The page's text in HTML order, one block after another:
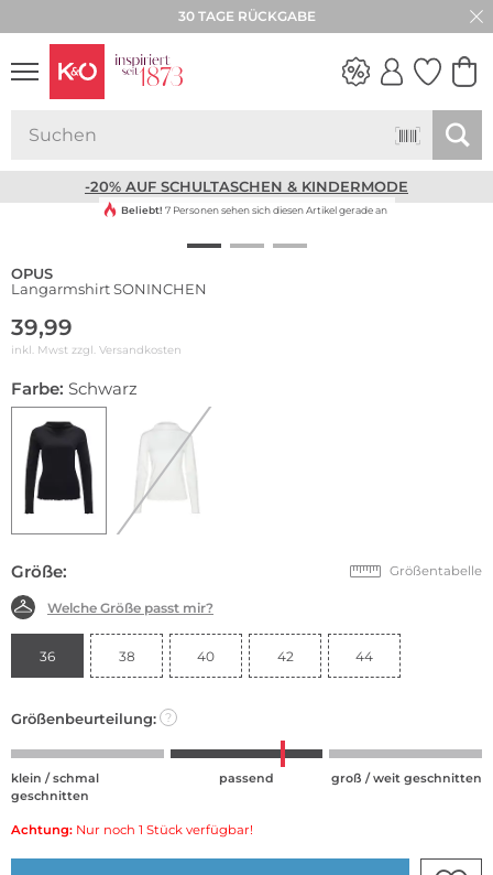
30 TAGE RÜCKGABE
-20% AUF SCHULTASCHEN & KINDERMODE
Beliebt! 7 Personen sehen sich diesen Artikel gerade an
OPUS
Langarmshirt SONINCHEN
39,99
inkl. Mwst zzgl. Versandkosten
Farbe: Schwarz
Größe: Größentabelle
Welche Größe passt mir?
36 38 40 42 44
Größenbeurteilung: ?
klein / schmal
geschnitten
passend groß / weit geschnitten
Achtung: Nur noch 1 Stück verfügbar!